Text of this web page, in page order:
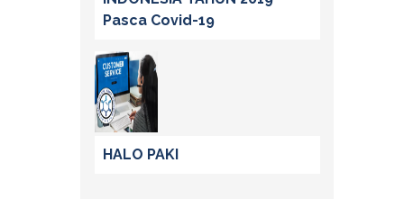
Pasca Covid-19
HALO PAKI